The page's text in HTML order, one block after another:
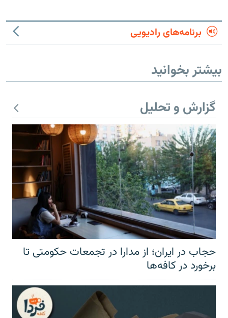
برنامه‌های رادیویی
بیشتر بخوانید
گزارش و تحلیل
حجاب در ایران؛ از مدارا در تجمعات حکومتی تا
برخورد در کافه‌ها